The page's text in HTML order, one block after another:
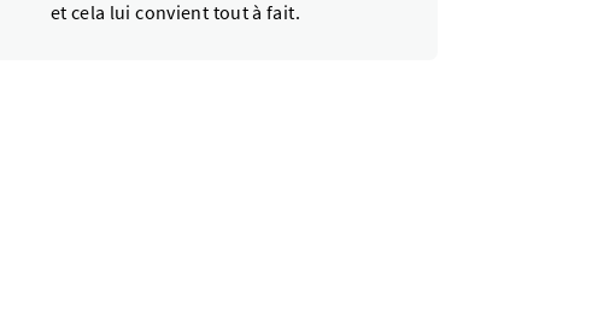
et cela lui convient tout à fait.